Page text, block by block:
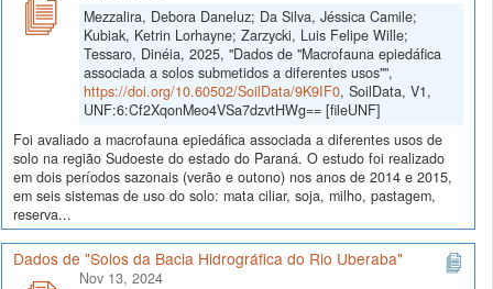
Mezzalira, Debora Daneluz; Da Silva, Jéssica Camile;
Kubiak, Ketrin Lorhayne; Zarzycki, Luis Felipe Wille;
Tessaro, Dinéia, 2025, "Dados de "Macrofauna epiedáfica
associada a solos submetidos a diferentes usos"",
https://doi.org/10.60502/SoilData/9K9IF0, SoilData, V1,
UNF:6:Cf2XqonMeo4VSa7dzvtHWg== [fileUNF]
Foi avaliado a macrofauna epiedáfica associada a diferentes usos de
solo na região Sudoeste do estado do Paraná. O estudo foi realizado
em dois períodos sazonais (verão e outono) nos anos de 2014 e 2015,
em seis sistemas de uso do solo: mata ciliar, soja, milho, pastagem,
reserva...
Dados de "Solos da Bacia Hidrográfica do Rio Uberaba"
Nov 13, 2024